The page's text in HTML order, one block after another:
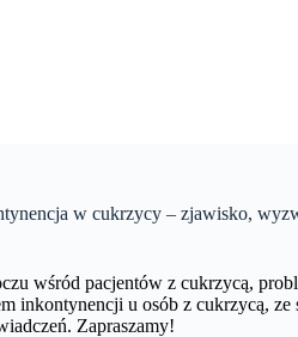
w cukrzycy – zjawisko,
wśród pacjentów z cukrzycą,
u osób z cukrzycą,
Zapraszamy!